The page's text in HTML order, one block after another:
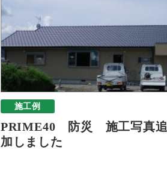
施工例
PRIME40 防災 施工写真追
加しました